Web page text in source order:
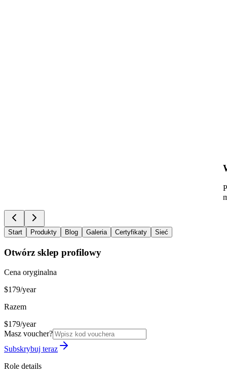
Start Produkty Blog Galeria Certyfikaty Sieć
Otwórz sklep profilowy
Cena oryginalna
$179/year
Razem
$179/year
Masz voucher?
Subskrybuj teraz
Role details